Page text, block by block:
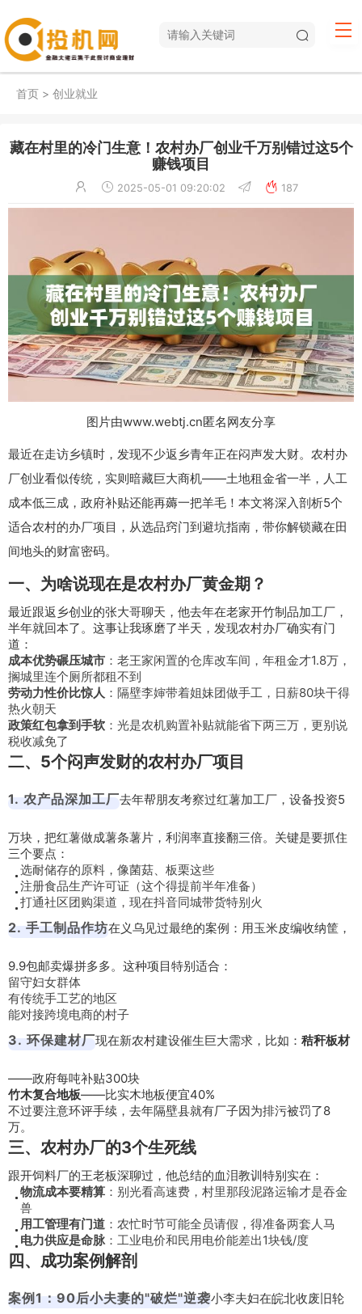
首页 > 创业就业
藏在村里的冷门生意！农村办厂创业千万别错过这5个
赚钱项目
2025-05-01 09:20:02 187
图片由www.webtj.cn匿名网友分享
最近在走访乡镇时，发现不少返乡青年正在闷声发大财。农村办
厂创业看似传统，实则暗藏巨大商机——土地租金省一半，人工
成本低三成，政府补贴还能再薅一把羊毛！本文将深入剖析5个
适合农村的办厂项目，从选品窍门到避坑指南，带你解锁藏在田
间地头的财富密码。
一、为啥说现在是农村办厂黄金期？
最近跟返乡创业的张大哥聊天，他去年在老家开竹制品加工厂，
半年就回本了。这事让我琢磨了半天，发现农村办厂确实有门
道：
成本优势碾压城市 ：老王家闲置的仓库改车间，年租金才1.8万，
搁城里连个厕所都租不到
劳动力性价比惊人 ：隔壁李婶带着姐妹团做手工，日薪80块干得
热火朝天
政策红包拿到手软 ：光是农机购置补贴就能省下两三万，更别说
税收减免了
二、5个闷声发财的农村办厂项目
1. 农产品深加工厂去年帮朋友考察过红薯加工厂，设备投资5
万块，把红薯做成薯条薯片，利润率直接翻三倍。关键是要抓住
三个要点：
选耐储存的原料，像菌菇、板栗这些
注册食品生产许可证（这个得提前半年准备）
打通社区团购渠道，现在抖音同城带货特别火
2. 手工制品作坊在义乌见过最绝的案例：用玉米皮编收纳筐，
9.9包邮卖爆拼多多。这种项目特别适合：
留守妇女群体
有传统手工艺的地区
能对接跨境电商的村子
3. 环保建材厂现在新农村建设催生巨大需求，比如： 秸秆板材
——政府每吨补贴300块
竹木复合地板——比实木地板便宜40%
不过要注意环评手续，去年隔壁县就有厂子因为排污被罚了8
万。
三、农村办厂的3个生死线
跟开饲料厂的王老板深聊过，他总结的血泪教训特别实在：
物流成本要精算 ：别光看高速费，村里那段泥路运输才是吞金
兽
用工管理有门道 ：农忙时节可能全员请假，得准备两套人马
电力供应是命脉：工业电价和民用电价能差出1块钱/度
四、成功案例解剖
案例1：90后小夫妻的"破烂"逆袭小李夫妇在皖北收废旧轮